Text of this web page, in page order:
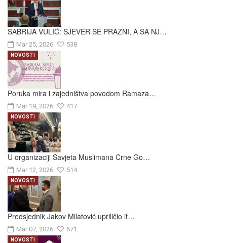
SABRIJA VULIĆ: SJEVER SE PRAZNI, A SA NJ…
Mar 25, 2026 538
Poruka mira i zajedništva povodom Ramaza…
Mar 19, 2026 417
NOVOSTI
U organizaciji Savjeta Muslimana Crne Go…
Mar 12, 2026 514
NOVOSTI
Predsjednik Jakov Milatović upriličio if…
Mar 07, 2026 571
NOVOSTI
NOVOSTI